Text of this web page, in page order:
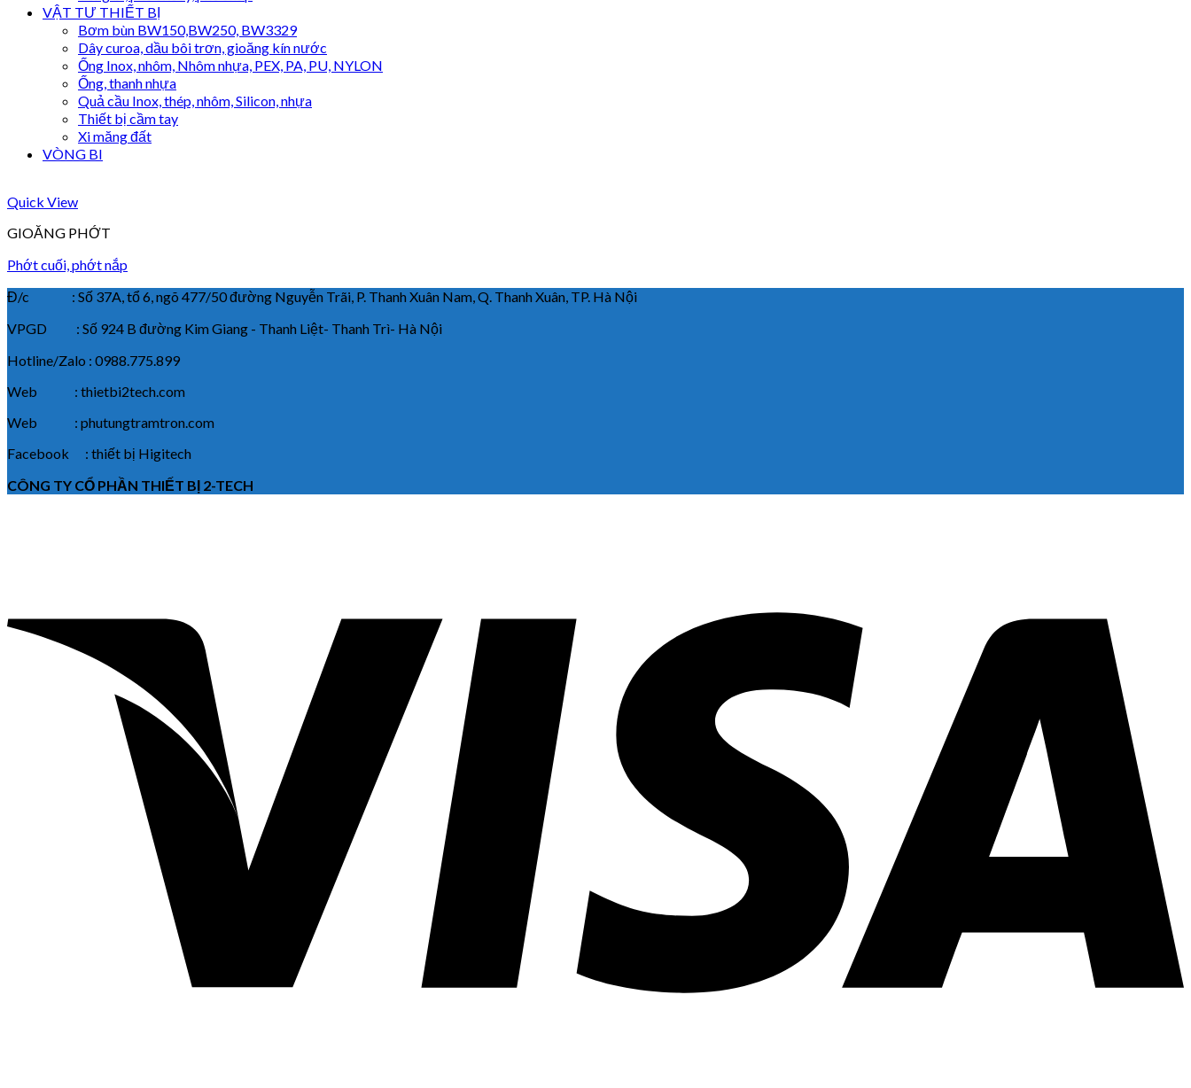
VẬT TƯ THIẾT BỊ
Bơm bùn BW150,BW250, BW3329
Dây curoa, dầu bôi trơn, gioăng kín nước
Ống Inox, nhôm, Nhôm nhựa, PEX, PA, PU, NYLON
Ống, thanh nhựa
Quả cầu Inox, thép, nhôm, Silicon, nhựa
Thiết bị cầm tay
Xi măng đất
VÒNG BI
Quick View
GIOĂNG PHỚT
Phớt cuối, phớt nắp
Đ/c : Số 37A, tổ 6, ngõ 477/50 đường Nguyễn Trãi, P. Thanh Xuân Nam, Q. Thanh Xuân, TP. Hà Nội
VPGD : Số 924 B đường Kim Giang - Thanh Liệt- Thanh Trì- Hà Nội
Hotline/Zalo : 0988.775.899
Web : thietbi2tech.com
Web : phutungtramtron.com
Facebook : thiết bị Higitech
CÔNG TY CỔ PHẦN THIẾT BỊ 2-TECH